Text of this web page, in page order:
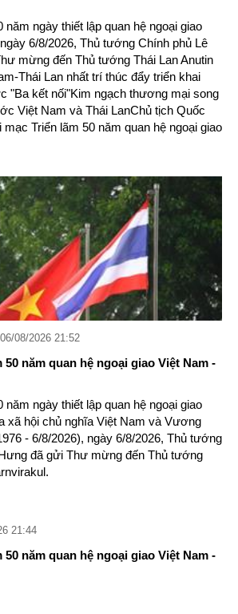
năm ngày thiết lập quan hệ ngoại giao
6/8/2026, Thủ tướng Chính phủ Lê
mừng đến Thủ tướng Thái Lan Anutin
Thái Lan nhất trí thúc đẩy triển khai
"Ba kết nối"Kim ngạch thương mại song
Việt Nam và Thái LanChủ tịch Quốc
mạc Triển lãm 50 năm quan hệ ngoại giao
06/08/2026 21:52
năm quan hệ ngoại giao Việt Nam -
năm ngày thiết lập quan hệ ngoại giao
xã hội chủ nghĩa Việt Nam và Vương
- 6/8/2026), ngày 6/8/2026, Thủ tướng
đã gửi Thư mừng đến Thủ tướng
21:44
năm quan hệ ngoại giao Việt Nam -